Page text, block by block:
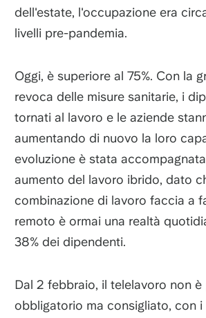
dell'estate, l'occupazione era
livelli pre-pandemia.
Oggi, è superiore al 75%. Con la
revoca delle misure sanitarie, i
tornati al lavoro e le aziende
aumentando di nuovo la loro
evoluzione è stata
aumento del lavoro ibrido, dato
combinazione di lavoro faccia a
remoto è ormai una realtà
38% dei dipendenti.
Dal 2 febbraio, il telelavoro non è
obbligatorio ma consigliato, con